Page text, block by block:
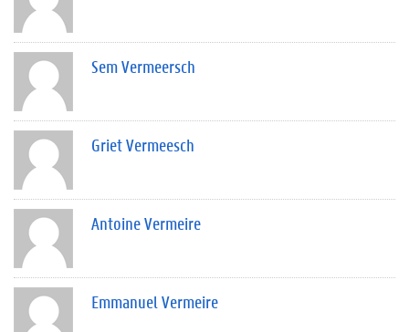
Sem Vermeersch
Griet Vermeesch
Antoine Vermeire
Emmanuel Vermeire